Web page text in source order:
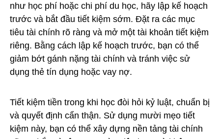
như học phí hoặc chi phí du học, hãy lập kế hoạch
trước và bắt đầu tiết kiệm sớm. Đặt ra các mục
tiêu tài chính rõ ràng và mở một tài khoản tiết kiệm
riêng. Bằng cách lập kế hoạch trước, bạn có thể
giảm bớt gánh nặng tài chính và tránh việc sử
dụng thẻ tín dụng hoặc vay nợ.
Tiết kiệm tiền trong khi học đòi hỏi kỷ luật, chuẩn bị
và quyết định cẩn thận. Sử dụng mười mẹo tiết
kiệm này, bạn có thể xây dựng nền tảng tài chính